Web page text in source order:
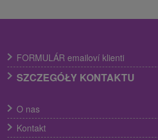
FORMULÁR emailoví klienti
SZCZEGÓŁY KONTAKTU
O nas
Kontakt